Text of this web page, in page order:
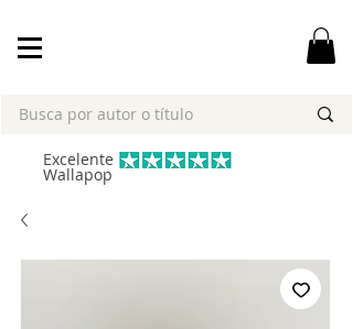
Excelente
Wallapop